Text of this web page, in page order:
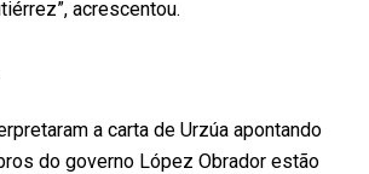
acrescentou.
a carta de Urzúa apontando
do governo López Obrador estão